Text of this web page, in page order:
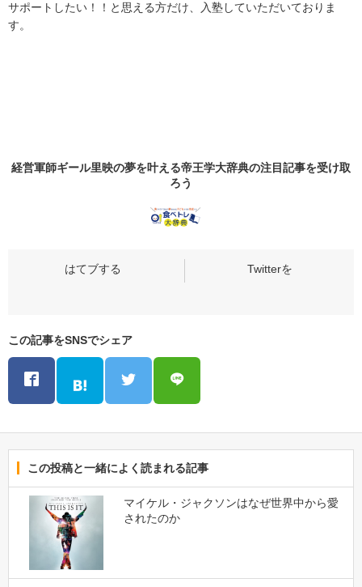
サポートしたい！！と思える方だけ、入塾していただいておりま
す。
経営軍師ギール里映の夢を叶える帝王学大辞典の注目記事を受け取
ろう
この記事をSNSでシェア
この投稿と一緒によく読まれる記事
マイケル・ジャクソンはなぜ世界中から愛
されたのか